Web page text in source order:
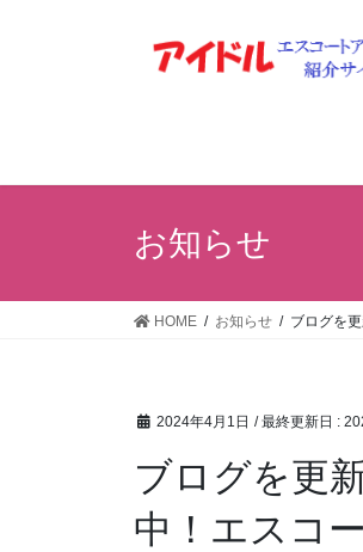
移
ン
お知らせ
HOME お知らせ ブログを
2024年4月1日 / 最終更新日 :
ブログを更
中！エスコ